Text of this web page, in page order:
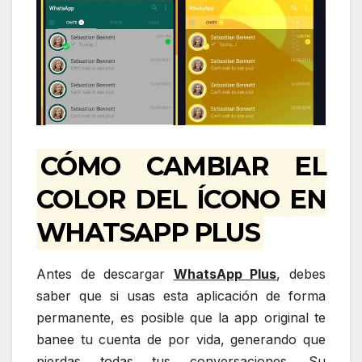
CÓMO CAMBIAR EL
COLOR DEL ÍCONO EN
WHATSAPP PLUS
Antes de descargar WhatsApp Plus, debes
saber que si usas esta aplicación de forma
permanente, es posible que la app original te
banee tu cuenta de por vida, generando que